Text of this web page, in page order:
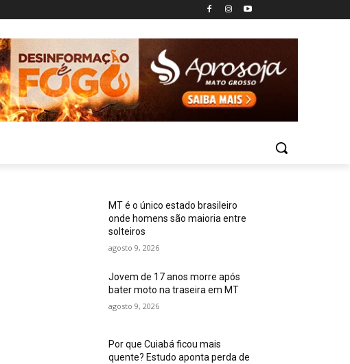
MT é o único estado brasileiro
onde homens são maioria entre
solteiros
agosto 9, 2026
Jovem de 17 anos morre após
bater moto na traseira em MT
agosto 9, 2026
Por que Cuiabá ficou mais
quente? Estudo aponta perda de